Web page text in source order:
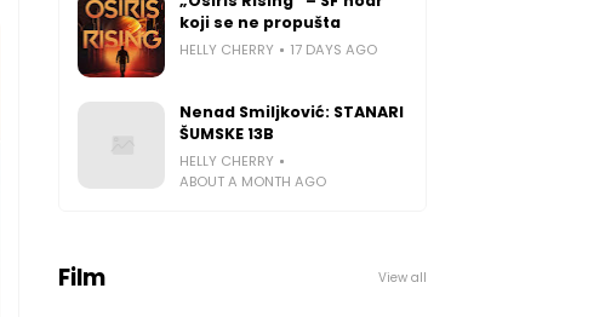
koji se ne propušta
HELLY CHERRY 17 DAYS AGO
Nenad Smiljković: STANARI
ŠUMSKE 13B
HELLY CHERRY
ABOUT A MONTH AGO
Film View all